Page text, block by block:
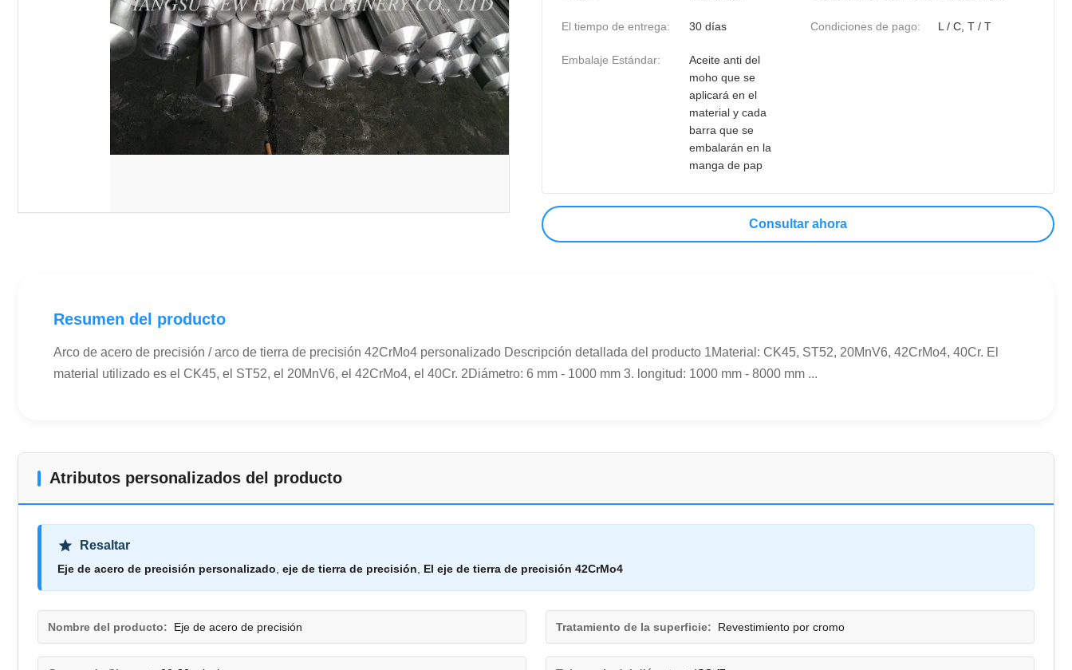
El tiempo de entrega: 30 días Condiciones de pago: L / C, T / T
Embalaje Estándar:
Aceite anti del
moho que se
aplicará en el
material y cada
barra que se
embalarán en la
manga de pap
Consultar ahora
Resumen del producto
Arco de acero de precisión / arco de tierra de precisión 42CrMo4 personalizado Descripción detallada del producto 1Material: CK45, ST52, 20MnV6, 42CrMo4, 40Cr. El
material utilizado es el CK45, el ST52, el 20MnV6, el 42CrMo4, el 40Cr. 2Diámetro: 6 mm - 1000 mm 3. longitud: 1000 mm - 8000 mm ...
Atributos personalizados del producto
Resaltar
Eje de acero de precisión personalizado eje de tierra de precisión El eje de tierra de precisión 42CrMo4
Nombre del producto: Eje de acero de precisión Tratamiento de la superficie: Revestimiento por cromo